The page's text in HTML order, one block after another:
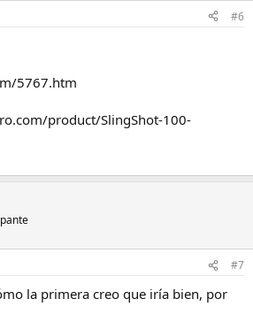
#6
5767.htm
product/SlingShot-100-
#7
la primera creo que iría bien, por